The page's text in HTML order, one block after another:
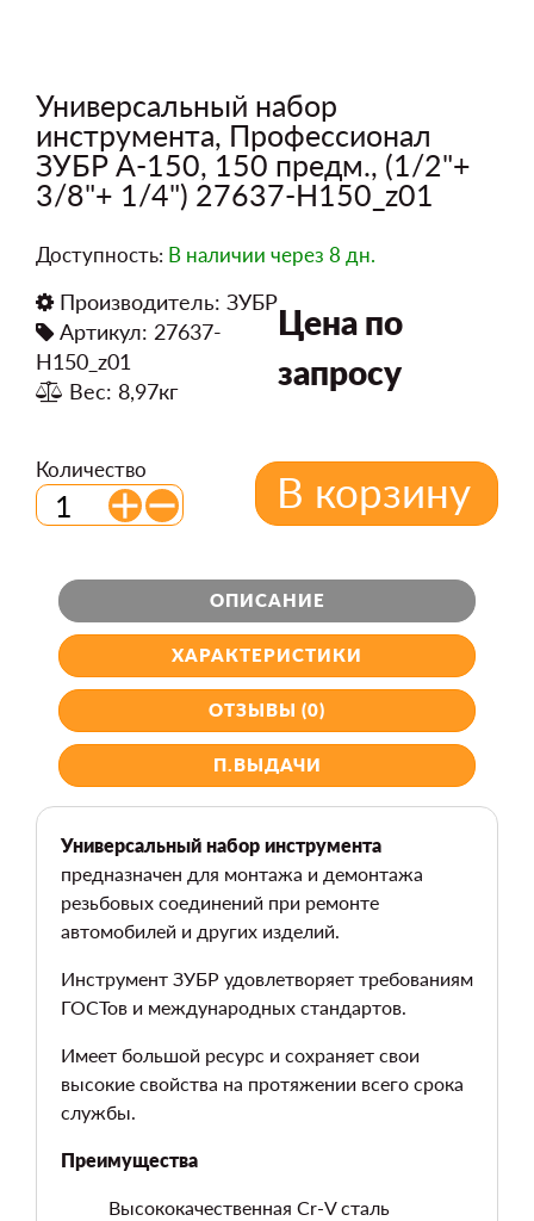
Универсальный набор
инструмента, Профессионал
ЗУБР А-150, 150 предм., (1/2"+
3/8"+ 1/4") 27637-H150_z01
Доступность: В наличии через 8 дн.
Производитель: ЗУБР
Артикул: 27637-
H150_z01
Вес: 8,97кг
Цена по
запросу
Количество В корзину
ОПИСАНИЕ
ХАРАКТЕРИСТИКИ
ОТЗЫВЫ (0)
П.ВЫДАЧИ
Универсальный набор инструмента
предназначен для монтажа и демонтажа
резьбовых соединений при ремонте
автомобилей и других изделий.
Инструмент ЗУБР удовлетворяет требованиям
ГОСТов и международных стандартов.
Имеет большой ресурс и сохраняет свои
высокие свойства на протяжении всего срока
службы.
Преимущества
Высококачественная Cr-V сталь